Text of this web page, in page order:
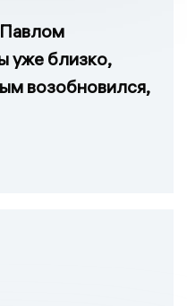
уже близко,
возобновился,